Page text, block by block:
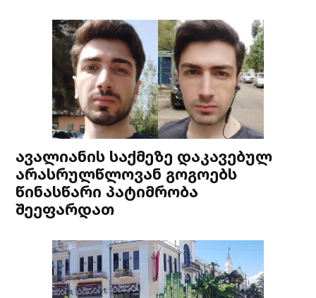
ავალიანის საქმეზე დაკავებულ
არასრულწლოვან გოგოებს
წინასწარი პატიმრობა
შეეფარდათ